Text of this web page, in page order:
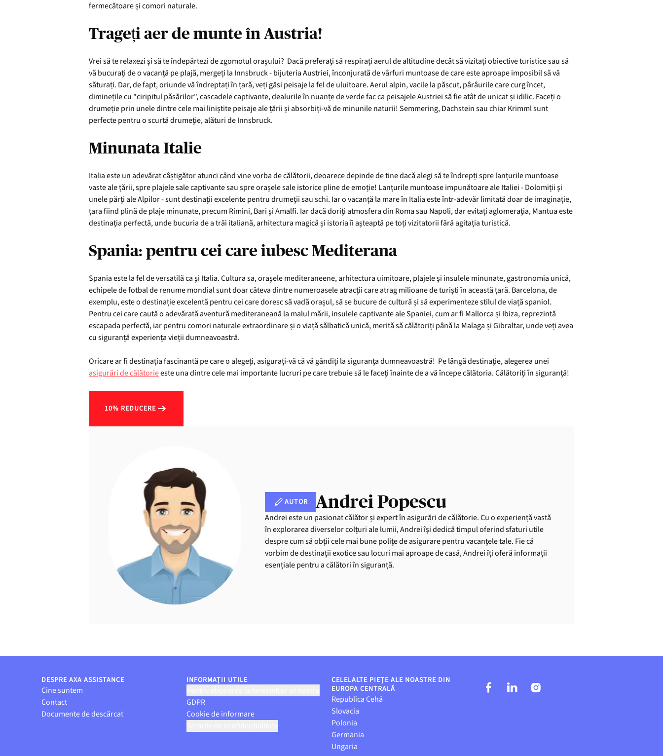
fermecătoare și comori naturale.
Trageți aer de munte în Austria!
Vrei să te relaxezi și să te îndepărtezi de zgomotul orașului? Dacă preferați să respirați aerul de altitudine decât să vizitați obiective turistice sau să
vă bucurați de o vacanță pe plajă, mergeți la Innsbruck - bijuteria Austriei, înconjurată de vârfuri muntoase de care este aproape imposibil să vă
săturați. Dar, de fapt, oriunde vă îndreptați în țară, veți găsi peisaje la fel de uluitoare. Aerul alpin, vacile la păscut, pârâurile care curg încet,
diminețile cu "ciripitul păsărilor", cascadele captivante, dealurile în nuanțe de verde fac ca peisajele Austriei să fie atât de unicat și idilic. Faceți o
drumeție prin unele dintre cele mai liniștite peisaje ale țării și absorbiți-vă de minunile naturii! Semmering, Dachstein sau chiar Krimml sunt
perfecte pentru o scurtă drumeție, alături de Innsbruck.
Minunata Italie
Italia este un adevărat câștigător atunci când vine vorba de călătorii, deoarece depinde de tine dacă alegi să te îndrepți spre lanțurile muntoase
vaste ale țării, spre plajele sale captivante sau spre orașele sale istorice pline de emoție! Lanțurile muntoase impunătoare ale Italiei - Dolomiții și
unele părți ale Alpilor - sunt destinații excelente pentru drumeții sau schi. Iar o vacanță la mare în Italia este într-adevăr limitată doar de imaginație,
țara fiind plină de plaje minunate, precum Rimini, Bari și Amalfi. Iar dacă doriți atmosfera din Roma sau Napoli, dar evitați aglomerația, Mantua este
destinația perfectă, unde bucuria de a trăi italiană, arhitectura magică și istoria îi așteaptă pe toți vizitatorii fără agitația turistică.
Spania: pentru cei care iubesc Mediterana
Spania este la fel de versatilă ca și Italia. Cultura sa, orașele mediteraneene, arhitectura uimitoare, plajele și insulele minunate, gastronomia unică,
echipele de fotbal de renume mondial sunt doar câteva dintre numeroasele atracții care atrag milioane de turiști în această țară. Barcelona, de
exemplu, este o destinație excelentă pentru cei care doresc să vadă orașul, să se bucure de cultură și să experimenteze stilul de viață spaniol.
Pentru cei care caută o adevărată aventură mediteraneană la malul mării, insulele captivante ale Spaniei, cum ar fi Mallorca și Ibiza, reprezintă
escapada perfectă, iar pentru comori naturale extraordinare și o viață sălbatică unică, merită să călătoriți până la Malaga și Gibraltar, unde veți avea
cu siguranță experiența vieții dumneavoastră.
Oricare ar fi destinația fascinantă pe care o alegeți, asigurați-vă că vă gândiți la siguranța dumneavoastră! Pe lângă destinație, alegerea unei
asigurări de călătorieeste una dintre cele mai importante lucruri pe care trebuie să le faceți înainte de a vă începe călătoria. Călătoriți în siguranță!
10% REDUCERE
AUTOR Andrei Popescu
Andrei este un pasionat călător și expert în asigurări de călătorie. Cu o experiență vastă
în explorarea diverselor colțuri ale lumii, Andrei își dedică timpul oferind sfaturi utile
despre cum să obții cele mai bune polițe de asigurare pentru vacanțele tale. Fie că
vorbim de destinații exotice sau locuri mai aproape de casă, Andrei îți oferă informații
esențiale pentru a călători în siguranță.
DESPRE AXA ASSISTANCE
Cine suntem
Contact
Documente de descărcat
INFORMAȚII UTILE
GDPR
Cookie de informare
CELELALTE PIEȚE ALE NOASTRE DIN
EUROPA CENTRALĂ
Republica Cehă
Slovacia
Polonia
Germania
Ungaria